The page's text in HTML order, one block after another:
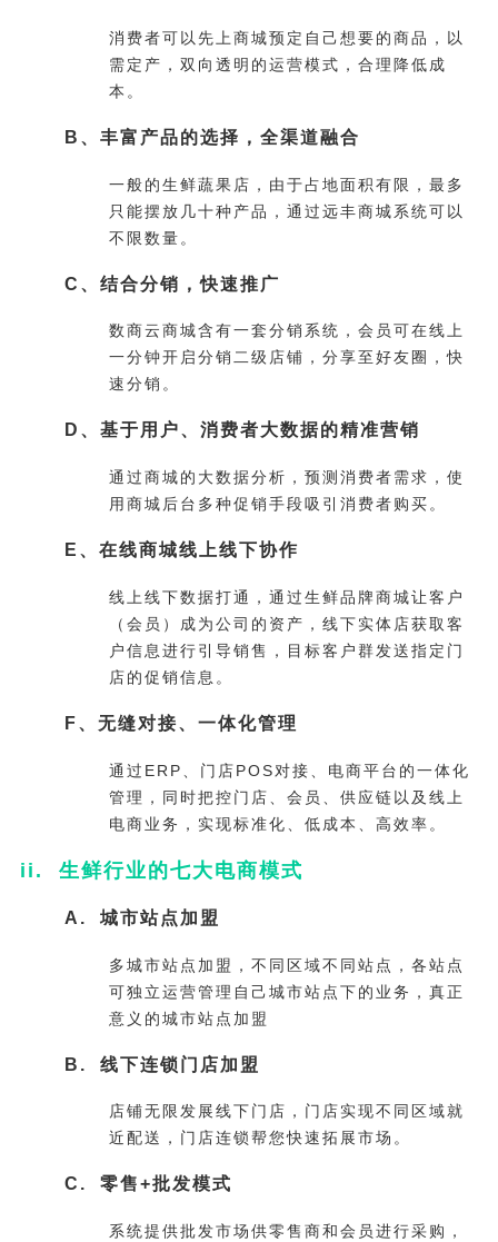
消费者可以先上商城预定自己想要的商品，以
需定产，双向透明的运营模式，合理降低成
本。
B、丰富产品的选择，全渠道融合
一般的生鲜蔬果店，由于占地面积有限，最多
只能摆放几十种产品，通过远丰商城系统可以
不限数量。
C、结合分销，快速推广
数商云商城含有一套分销系统，会员可在线上
一分钟开启分销二级店铺，分享至好友圈，快
速分销。
D、基于用户、消费者大数据的精准营销
通过商城的大数据分析，预测消费者需求，使
用商城后台多种促销手段吸引消费者购买。
E、在线商城线上线下协作
线上线下数据打通，通过生鲜品牌商城让客户
（会员）成为公司的资产，线下实体店获取客
户信息进行引导销售，目标客户群发送指定门
店的促销信息。
F、无缝对接、一体化管理
通过ERP、门店POS对接、电商平台的一体化
管理，同时把控门店、会员、供应链以及线上
电商业务，实现标准化、低成本、高效率。
ii. 生鲜行业的七大电商模式
A. 城市站点加盟
多城市站点加盟，不同区域不同站点，各站点
可独立运营管理自己城市站点下的业务，真正
意义的城市站点加盟
B. 线下连锁门店加盟
店铺无限发展线下门店，门店实现不同区域就
近配送，门店连锁帮您快速拓展市场。
C. 零售+批发模式
系统提供批发市场供零售商和会员进行采购，